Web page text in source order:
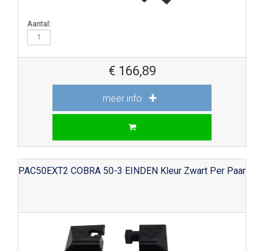
Aantal:
€ 166,89
meer info
PAC50EXT2 COBRA 50-3 EINDEN Kleur Zwart Per Paar